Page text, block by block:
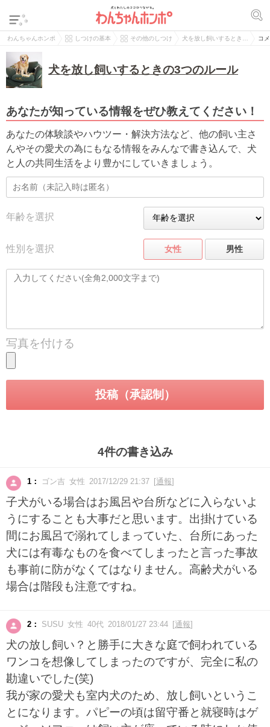
わんちゃんホンポ しつけの基本 その他のしつけ 犬を放し飼いするとき… コ
犬を放し飼いするときの3つのルール
あなたが知っている情報をぜひ教えてください！
あなたの体験談やハウツー・解決方法など、他の飼い主さ
んやその愛犬の為にもなる情報をみんなで書き込んで、犬
と人の共同生活をより豊かにしていきましょう。
年齢を選択
性別を選択 女性 男性
写真を付ける
4件の書き込み
1： ゴン吉 女性 2017/12/29 21:37 [通報]
子犬がいる場合はお風呂や台所などに入らないよ
うにすることも大事だと思います。出掛けている
間にお風呂で溺れてしまっていた、台所にあった
犬には有毒なものを食べてしまったと言った事故
も事前に防がなくてはなりません。高齢犬がいる
場合は階段も注意ですね。
2： SUSU 女性 40代 2018/01/27 23:44 [通報]
犬の放し飼い？と勝手に大きな庭で飼われている
ワンコを想像してしまったのですが、完全に私の
勘違いでした(笑)
我が家の愛犬も室内犬のため、放し飼いというこ
とになります。パピーの頃は留守番と就寝時はゲ